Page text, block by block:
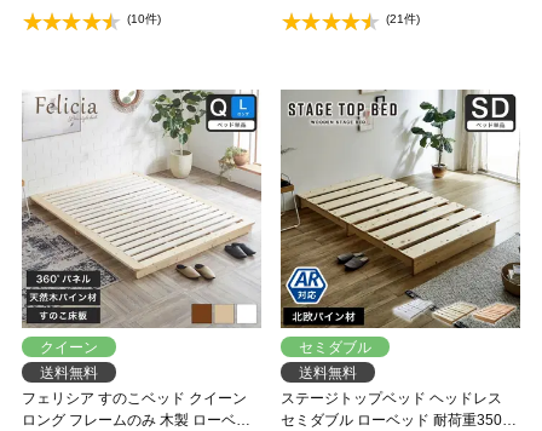
(10件) (21件)
クイーン
送料無料
フェリシア すのこベッド クイーン
ロング フレームのみ 木製 ローベッ
セミダブル
送料無料
ステージトップベッド ヘッドレス
セミダブル ローベッド 耐荷重350kg